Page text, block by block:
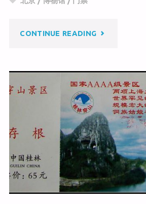
b o
CONTINUE READING"国
动
博
物
馆"